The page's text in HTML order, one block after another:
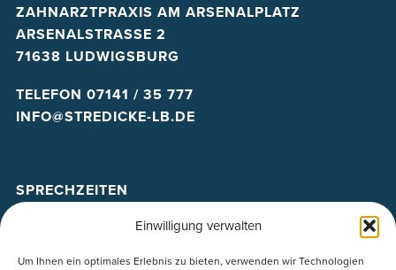
Einwilligung verwalten
Um Ihnen ein optimales Erlebnis zu bieten, verwenden wir Technologien
ZAHNARZTPRAXIS AM ARSENALPLATZ
ARSENALSTRASSE 2
71638 LUDWIGSBURG
TELEFON 07141 / 35 777
INFO@STREDICKE-LB.DE
SPRECHZEITEN
8 – 12:30 UND 14 – 18